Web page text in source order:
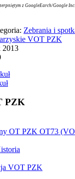
z GoogleEarch/Google Inc.
Zebrania i
VOT PZK
2013
PZK
OT PZK OT73
VOT PZK